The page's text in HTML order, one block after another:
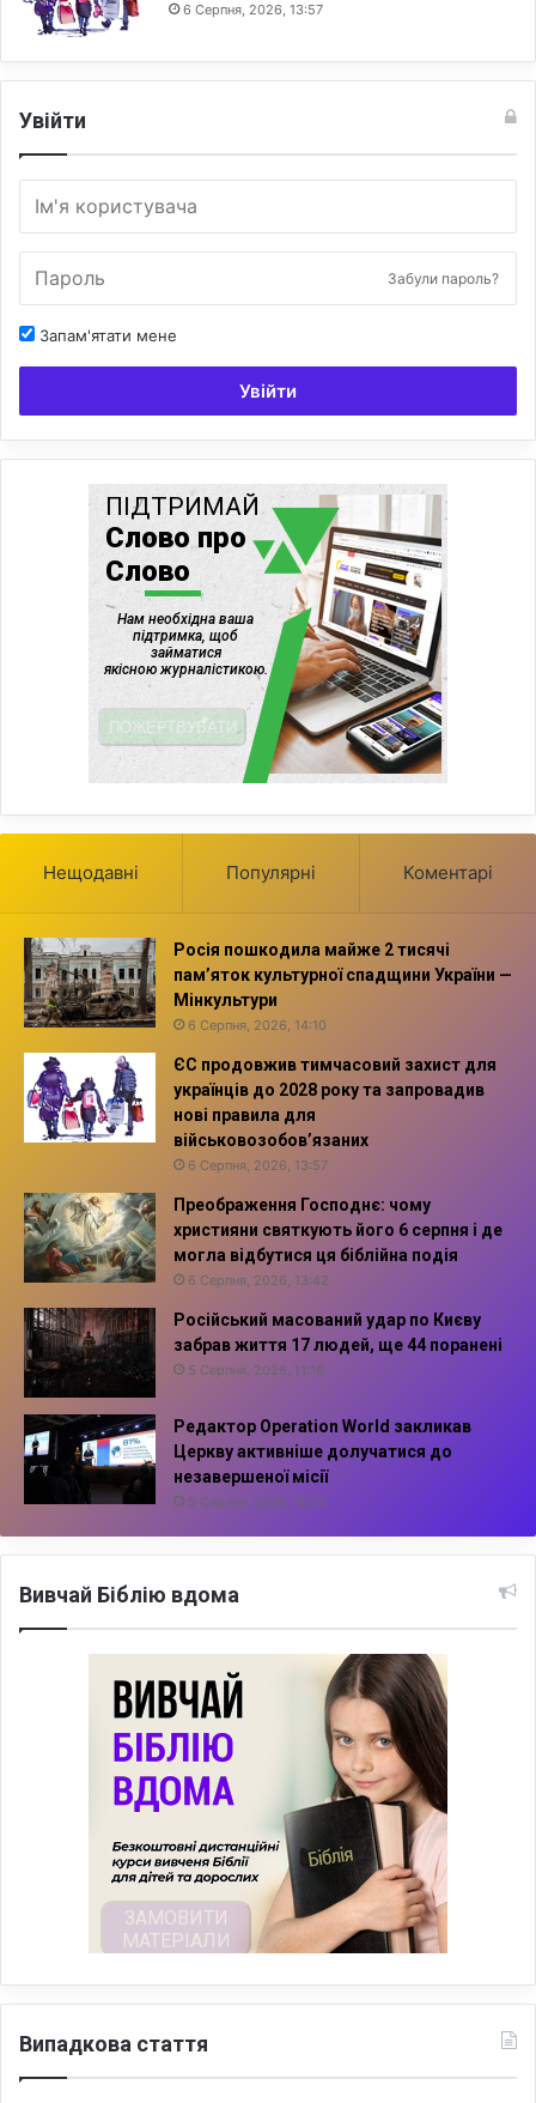
6 Серпня, 2026, 13:57
Увійти
Забули пароль?
Запам'ятати мене
Увійти
Нещодавні Популярні Коментарі
Росія пошкодила майже 2 тисячі
пам’яток культурної спадщини України —
Мінкультури
6 Серпня, 2026, 14:10
ЄС продовжив тимчасовий захист для
українців до 2028 року та запровадив
нові правила для
військовозобов’язаних
6 Серпня, 2026, 13:57
Преображення Господнє: чому
християни святкують його 6 серпня і де
могла відбутися ця біблійна подія
6 Серпня, 2026, 13:42
Російський масований удар по Києву
забрав життя 17 людей, ще 44 поранені
5 Серпня, 2026, 11:16
Редактор Operation World закликав
Церкву активніше долучатися до
незавершеної місії
5 Серпня, 2026, 10:14
Вивчай Біблію вдома
Випадкова стаття